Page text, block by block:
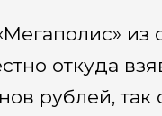
из
откуда
рублей,